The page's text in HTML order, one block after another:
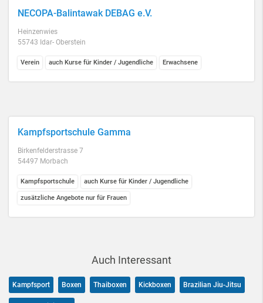
NECOPA-Balintawak DEBAG e.V.
Heinzenwies
55743 Idar- Oberstein
Verein auch Kurse für Kinder / Jugendliche Erwachsene
Kampfsportschule Gamma
Birkenfelderstrasse 7
54497 Morbach
Kampfsportschule auch Kurse für Kinder / Jugendliche
zusätzliche Angebote nur für Frauen
Auch Interessant
Kampfsport Boxen Thaiboxen Kickboxen Brazilian Jiu-Jitsu